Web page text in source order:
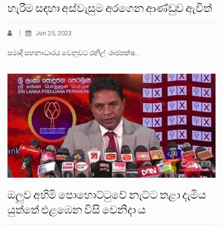
හැරීම සඳහා අස්වැසුම අරගෙන ආණ්ඩුව ඇවිත්
Jun 25, 2023
සමෘදි සහනාධාරය වෙනුවට රනිල් රාජපක්ෂ…
ඔලුව අහිමි පොහොට්ටුවේ නැට්ට තළා දැමිය
යුත්තේ එළඹෙන විසි වෙනිදා ය